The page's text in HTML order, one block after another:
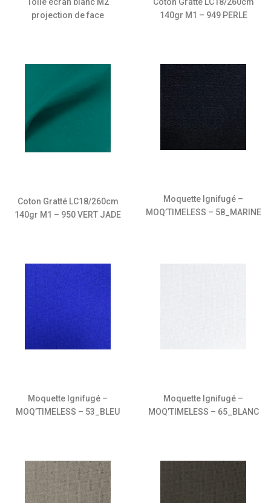
Toile écran blanc M2
projection de face
Coton Gratté LC18/260cm
140gr M1 – 949 PERLE
Coton Gratté LC18/260cm
140gr M1 – 950 VERT JADE
Moquette Ignifugé –
MOQ’TIMELESS – 58_MARINE
Moquette Ignifugé –
MOQ’TIMELESS – 53_BLEU
Moquette Ignifugé –
MOQ’TIMELESS – 65_BLANC